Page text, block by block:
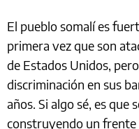
El pueblo somalí es
primera vez que son
de Estados Unidos,
discriminación en sus
años. Si algo sé, es que
construyendo un